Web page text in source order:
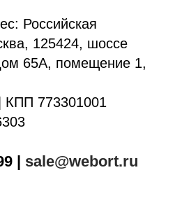
Российская
125424, шоссе
65А, помещение 1,
КПП 773301001
| sale@webort.ru